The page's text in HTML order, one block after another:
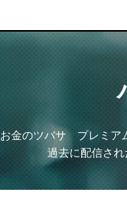
お金のツバサ プレミア
過去に配信され